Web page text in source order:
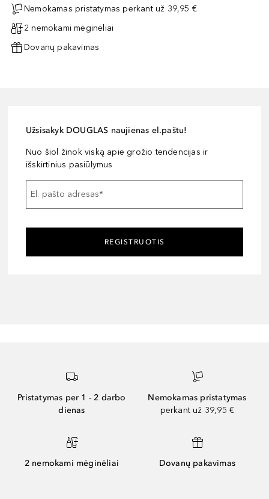
Nemokamas pristatymas perkant už 39,95 €
2 nemokami mėginėliai
Dovanų pakavimas
Užsisakyk DOUGLAS naujienas el.paštu!
Nuo šiol žinok viską apie grožio tendencijas ir
išskirtinius pasiūlymus
El. pašto adresas*
REGISTRUOTIS
Pristatymas per 1 - 2 darbo
dienas
Nemokamas pristatymas
perkant už 39,95 €
2 nemokami mėginėliai Dovanų pakavimas